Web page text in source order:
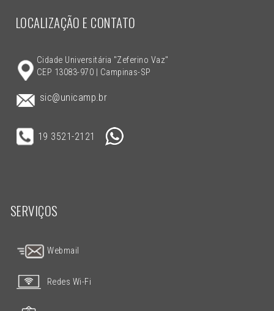
LOCALIZAÇÃO E CONTATO
Cidade Universitária "Zeferino Vaz"
CEP 13083-970 | Campinas-SP
sic@unicamp.br
19 3521-2121
SERVIÇOS
Webmail
Redes Wi-Fi